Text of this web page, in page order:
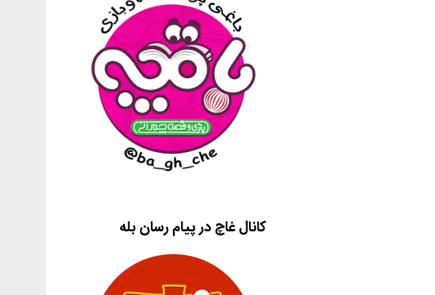
کانال غاچ در پیام رسان بله